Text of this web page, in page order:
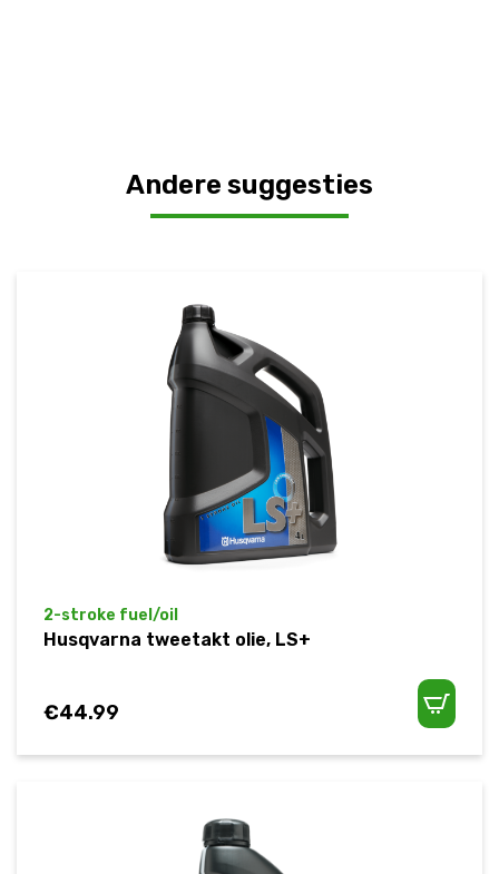
Andere suggesties
2-stroke fuel/oil
Husqvarna tweetakt olie, LS+
€44.99